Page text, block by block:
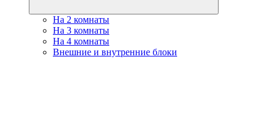
На 2 комнаты
На 3 комнаты
На 4 комнаты
Внешние и внутренние блоки